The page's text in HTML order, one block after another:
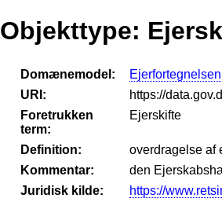
Objekttype:
Domænemodel:
Ejerfortegnelsen
URI:
https://
Foretrukken
term:
Ejerskifte
Definition:
overdragelse af
Kommentar:
den
Juridisk kilde:
https://